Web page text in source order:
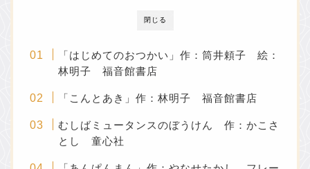
閉じる
「はじめてのおつかい」作：筒井頼子 絵：
林明子 福音館書店
「こんとあき」作：林明子 福音館書店
むしばミュータンスのぼうけん 作：かこさ
とし 童心社